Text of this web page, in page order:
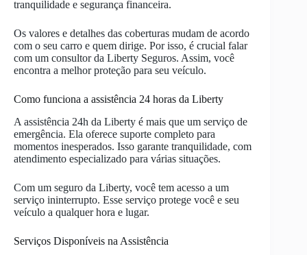
tranquilidade e segurança financeira.
Os valores e detalhes das coberturas mudam de acordo
com o seu carro e quem dirige. Por isso, é crucial falar
com um consultor da Liberty Seguros. Assim, você
encontra a melhor proteção para seu veículo.
Como funciona a assistência 24 horas da Liberty
A assistência 24h da Liberty é mais que um serviço de
emergência. Ela oferece suporte completo para
momentos inesperados. Isso garante tranquilidade, com
atendimento especializado para várias situações.
Com um seguro da Liberty, você tem acesso a um
serviço ininterrupto. Esse serviço protege você e seu
veículo a qualquer hora e lugar.
Serviços Disponíveis na Assistência